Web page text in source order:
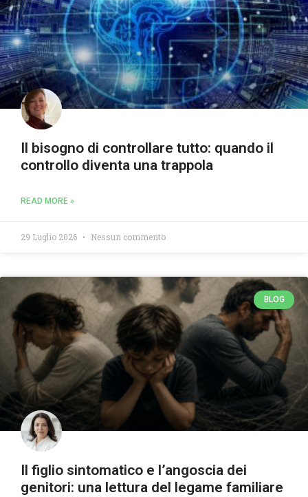
Il bisogno di controllare tutto: quando il
controllo diventa una trappola
READ MORE »
29 Luglio 2026 Nessun commento
BLOG
Il figlio sintomatico e l’angoscia dei
genitori: una lettura del legame familiare